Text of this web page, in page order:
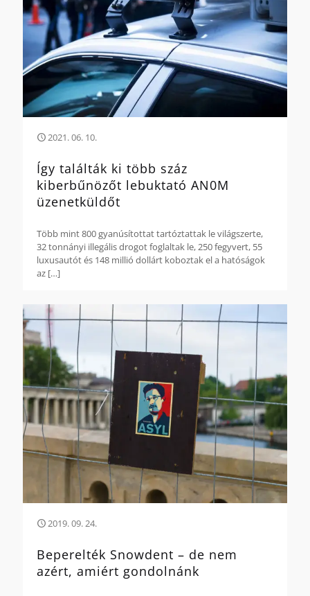
2021. 06. 10.
Így találták ki több száz
kiberbűnözőt lebuktató AN0M
üzenetküldőt
Több mint 800 gyanúsítottat tartóztattak le világszerte,
32 tonnányi illegális drogot foglaltak le, 250 fegyvert, 55
luxusautót és 148 millió dollárt koboztak el a hatóságok
az […]
2019. 09. 24.
Beperelték Snowdent – de nem
azért, amiért gondolnánk